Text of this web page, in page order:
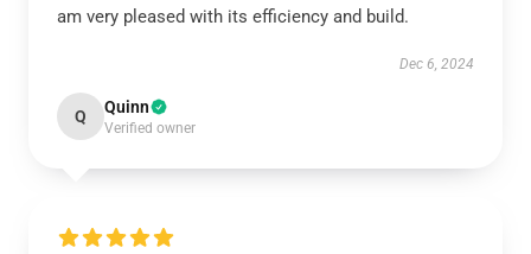
am very pleased with its efficiency and build.
Dec 6, 2024
Q Quinn
Verified owner